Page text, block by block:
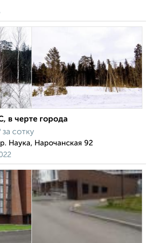
в черте города
за сотку
Наука, Нарочанская 92